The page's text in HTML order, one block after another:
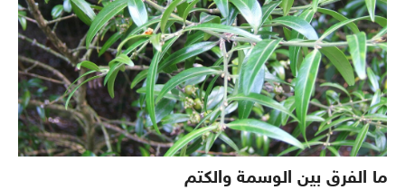
ما الفرق بين الوسمة والكتم